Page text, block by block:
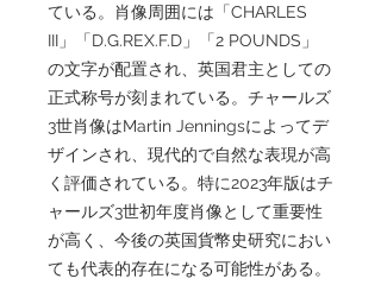
ている。肖像周囲には「CHARLES
III」「D.G.REX.F.D」「2 POUNDS」
の文字が配置され、英国君主としての
正式称号が刻まれている。チャールズ
3世肖像はMartin Jenningsによってデ
ザインされ、現代的で自然な表現が高
く評価されている。特に2023年版はチ
ャールズ3世初年度肖像として重要性
が高く、今後の英国貨幣史研究におい
ても代表的存在になる可能性がある。